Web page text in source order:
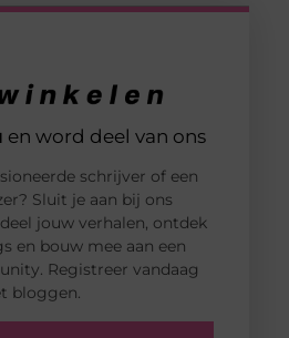
en word deel van ons
schrijver of een
Sluit je aan bij ons
jouw verhalen, ontdek
en bouw mee aan een
Registreer vandaag
bloggen.